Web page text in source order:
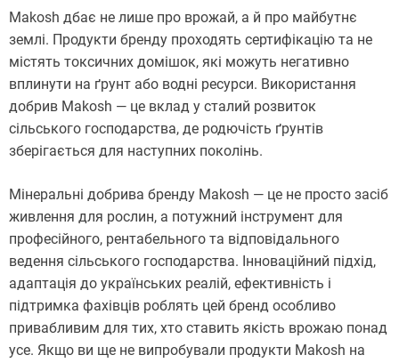
Makosh дбає не лише про врожай, а й про майбутнє
землі. Продукти бренду проходять сертифікацію та не
містять токсичних домішок, які можуть негативно
вплинути на ґрунт або водні ресурси. Використання
добрив Makosh — це вклад у сталий розвиток
сільського господарства, де родючість ґрунтів
зберігається для наступних поколінь.
Мінеральні добрива бренду Makosh — це не просто засіб
живлення для рослин, а потужний інструмент для
професійного, рентабельного та відповідального
ведення сільського господарства. Інноваційний підхід,
адаптація до українських реалій, ефективність і
підтримка фахівців роблять цей бренд особливо
привабливим для тих, хто ставить якість врожаю понад
усе. Якщо ви ще не випробували продукти Makosh на